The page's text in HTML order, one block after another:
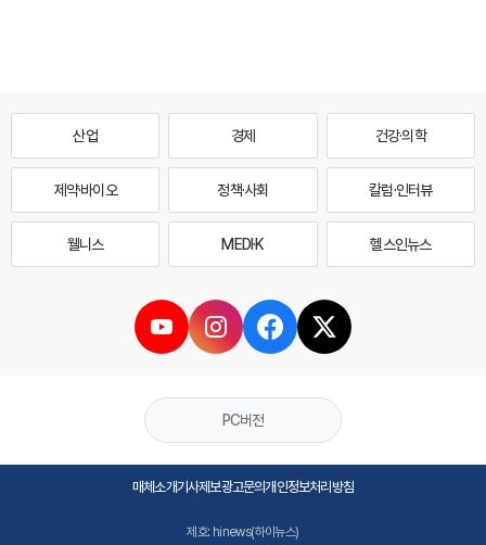
산업 경제 건강·의학
제약·바이오 정책·사회 칼럼·인터뷰
웰니스 MEDI·K 헬스인뉴스
PC버전
매체소개기사제보광고문의개인정보처리방침
제호: hinews(하이뉴스)